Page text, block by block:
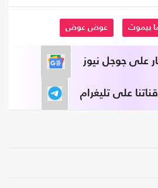
بيموت عوض عوض
على جوجل نيوز
على تليغرام